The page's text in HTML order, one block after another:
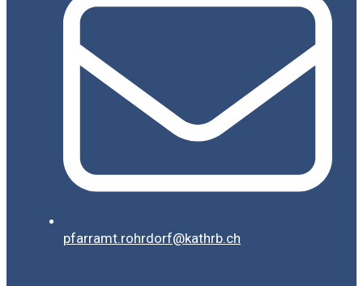
pfarramt.rohrdorf@kathrb.ch